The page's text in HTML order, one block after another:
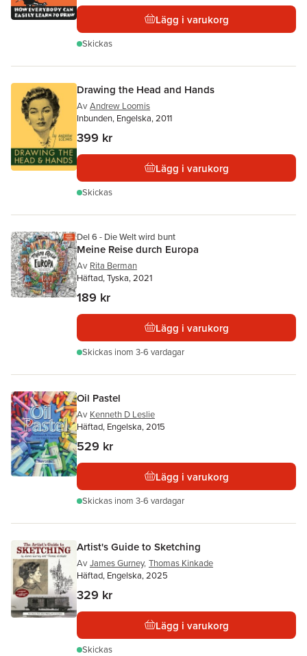
Lägg i varukorg
Skickas
Drawing the Head and Hands
Av Andrew Loomis
Inbunden, Engelska, 2011
399 kr
Lägg i varukorg
Skickas
Del 6 - Die Welt wird bunt
Meine Reise durch Europa
Av Rita Berman
Häftad, Tyska, 2021
189 kr
Lägg i varukorg
Skickas inom 3-6 vardagar
Oil Pastel
Av Kenneth D Leslie
Häftad, Engelska, 2015
529 kr
Lägg i varukorg
Skickas inom 3-6 vardagar
Artist's Guide to Sketching
Av James Gurney, Thomas Kinkade
Häftad, Engelska, 2025
329 kr
Lägg i varukorg
Skickas